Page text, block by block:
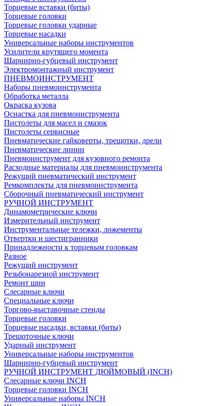
Торцевые вставки (биты)
Торцевые головки
Торцевые головки ударные
Торцевые насадки
Универсальные наборы инструментов
Усилители крутящего момента
Шарнирно-губцевый инструмент
Электромонтажный инструмент
ПНЕВМОИНСТРУМЕНТ
Наборы пневмоинструмента
Обработка металла
Окраска кузова
Оснастка для пневмоинструмента
Пистолеты для масел и смазок
Пистолеты сервисные
Пневматические гайковерты, трещотки, дрели
Пневматические линии
Пневмоинструмент для кузовного ремонта
Расходные материалы для пневмоинструмента
Режущий пневматический инструмент
Ремкомплекты для пневмоинструмента
Сборочный пневматический инструмент
РУЧНОЙ ИНСТРУМЕНТ
Динамометрические ключи
Измерительный инструмент
Инструментальные тележки, ложементы
Отвертки и шестигранники
Принадлежности к торцевым головкам
Разное
Режущий инструмент
Резьбонарезной инструмент
Ремонт шин
Слесарные ключи
Специальные ключи
Торгово-выставочные стенды
Торцевые головки
Торцевые насадки, вставки (биты)
Трещоточные ключи
Ударный инструмент
Универсальные наборы инструментов
Шарнирно-губцевый инструмент
РУЧНОЙ ИНСТРУМЕНТ ДЮЙМОВЫЙ (INCH)
Слесарные ключи INCH
Торцевые головки INCH
Универсальные наборы INCH